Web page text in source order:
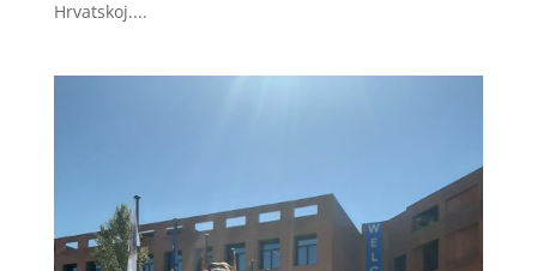
Hrvatskoj....